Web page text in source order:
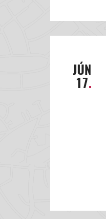
JÚN
17.